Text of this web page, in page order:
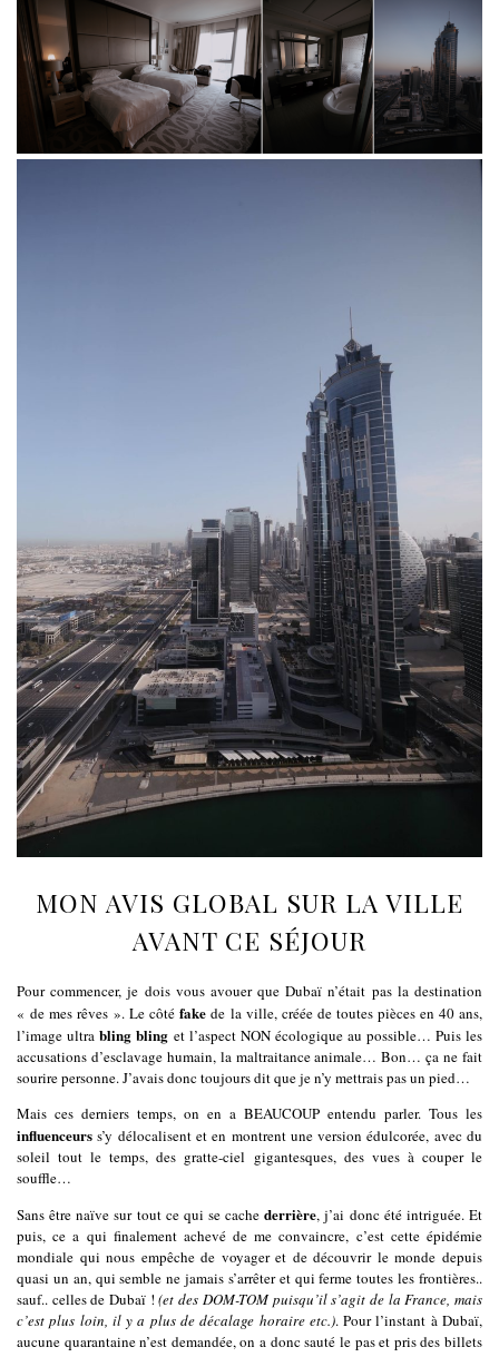
MON AVIS GLOBAL SUR LA VILLE
AVANT CE SÉJOUR
Pour commencer, je dois vous avouer que Dubaï n’était pas la destination
« de mes rêves ». Le côtéfake de la ville, créée de toutes pièces en 40 ans,
l’image ultra bling bling et l’aspect NON écologique au possible… Puis les
accusations d’esclavage humain, la maltraitance animale… Bon… ça ne fait
sourire personne. J’avais donc toujours dit que je n’y mettrais pas un pied…
Mais ces derniers temps, on en a BEAUCOUP entendu parler. Tous les
influenceurs s’y délocalisent et en montrent une version édulcorée, avec du
soleil tout le temps, des gratte-ciel gigantesques, des vues à couper le
souffle…
Sans être naïve sur tout ce qui se cachederrière, j’ai donc été intriguée. Et
puis, ce a qui finalement achevé de me convaincre, c’est cette épidémie
mondiale qui nous empêche de voyager et de découvrir le monde depuis
quasi un an, qui semble ne jamais s’arrêter et qui ferme toutes les frontières..
sauf.. celles de Dubaï ! (et des DOM-TOM puisqu’il s’agit de la France, mais
c’est plus loin, il y a plus de décalage horaire etc.). Pour l’instant à Dubaï,
aucune quarantaine n’est demandée, on a donc sauté le pas et pris des billets